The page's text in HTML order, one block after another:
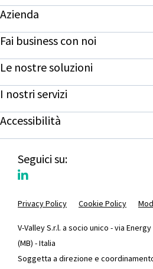
Azienda
Fai business con noi
Le nostre soluzioni
I nostri servizi
Accessibilità
Seguici su:
V-Valley S.r.l. a socio unico - via
(MB) - Italia
Soggetta a direzione e
Privacy Policy Cookie Policy